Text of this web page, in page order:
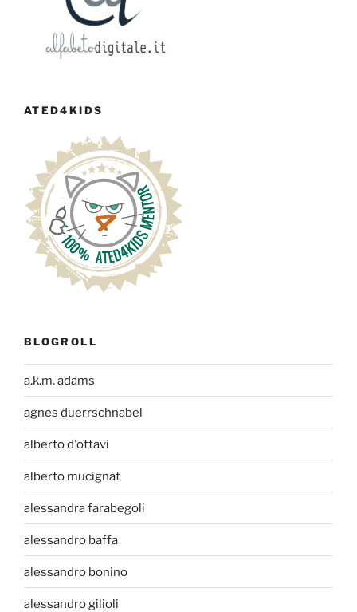
ATED4KIDS
BLOGROLL
a.k.m. adams
agnes duerrschnabel
alberto d'ottavi
alberto mucignat
alessandra farabegoli
alessandro baffa
alessandro bonino
alessandro gilioli